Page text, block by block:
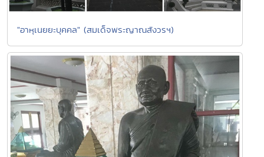
"อาหุเนยยะบุคคล" (สมเด็จพระญาณสังวรฯ)